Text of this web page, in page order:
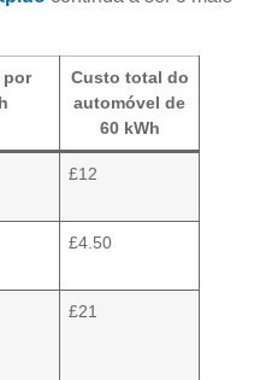
por
Custo total do
automóvel de
60 kWh
£12
£4.50
£21